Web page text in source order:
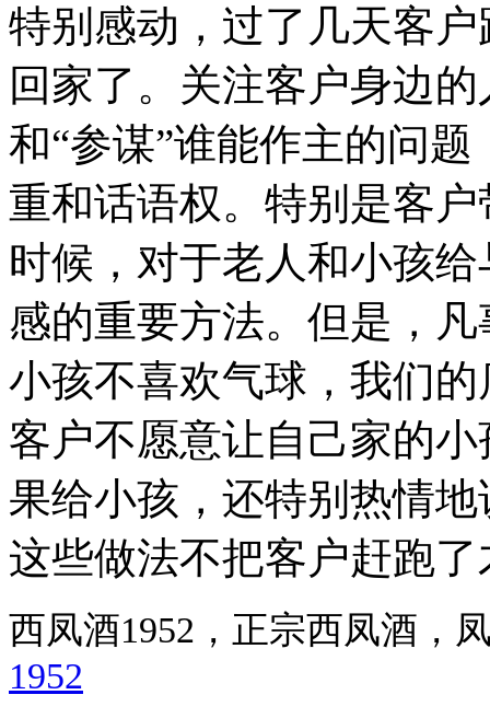
特别感动，过了几天客
回家了。关注客户身边
和“参谋”谁能作主的问
重和话语权。特别是客
时候，对于老人和小孩
感的重要方法。但是，
小孩不喜欢气球，我们
客户不愿意让自己家的
果给小孩，还特别热情
这些做法不把客户赶跑了
西凤酒1952，正宗西凤酒
1952